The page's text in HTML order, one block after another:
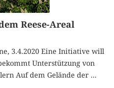
Reese-Areal
3.4.2020 Eine Initiative will
Unterstützung von
Auf dem Gelände der ...